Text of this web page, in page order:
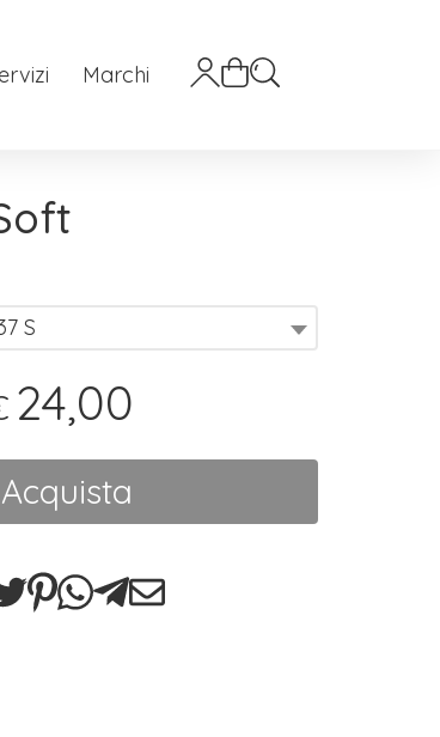
Marchi
S
24,00
Acquista